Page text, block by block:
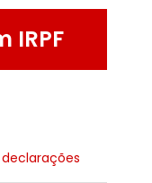
IRPF